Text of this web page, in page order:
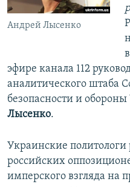
Андрей Лысенко
эфире канала 112
аналитического штаба
безопасности и
Лысенко.
Украинские
российских
имперского взгляда на